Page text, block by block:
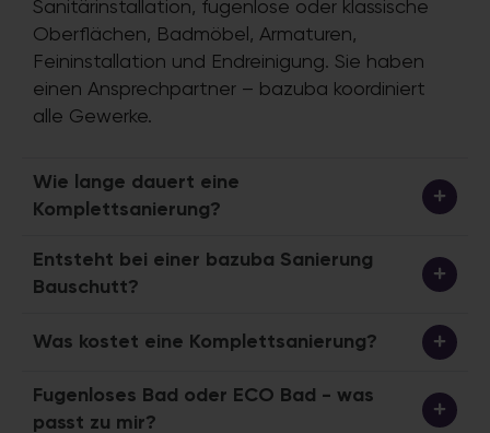
Sanitärinstallation, fugenlose oder klassische
Oberflächen, Badmöbel, Armaturen,
Feininstallation und Endreinigung. Sie haben
einen Ansprechpartner – bazuba koordiniert
alle Gewerke.
Wie lange dauert eine
Komplettsanierung?
Entsteht bei einer bazuba Sanierung
Bauschutt?
Was kostet eine Komplettsanierung?
Fugenloses Bad oder ECO Bad - was
passt zu mir?